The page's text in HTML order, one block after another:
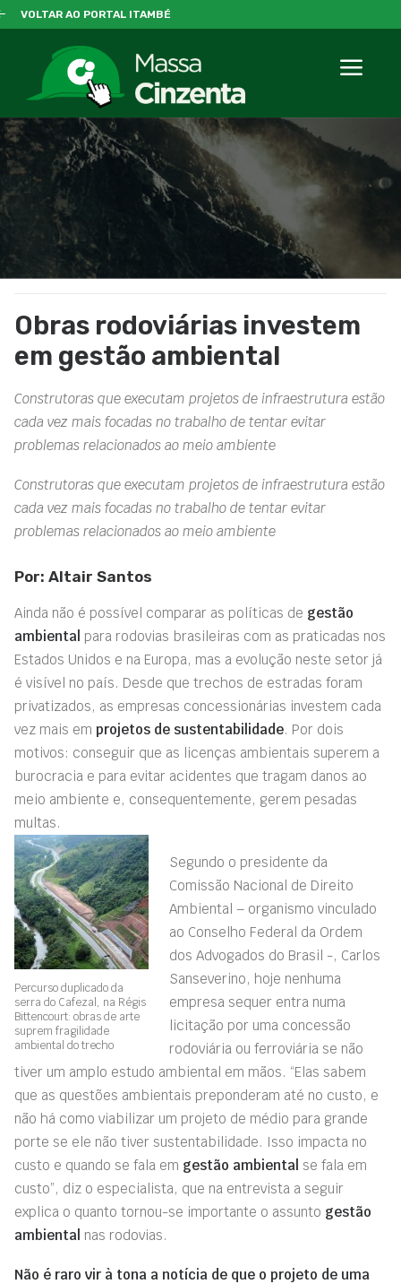
VOLTAR AO PORTAL ITAMBÉ
Obras rodoviárias investem
em gestão ambiental
Construtoras que executam projetos de infraestrutura estão
cada vez mais focadas no trabalho de tentar evitar
problemas relacionados ao meio ambiente
Construtoras que executam projetos de infraestrutura estão
cada vez mais focadas no trabalho de tentar evitar
problemas relacionados ao meio ambiente
Por: Altair Santos
Ainda não é possível comparar as políticas de gestão
ambiental para rodovias brasileiras com as praticadas nos
Estados Unidos e na Europa, mas a evolução neste setor já
é visível no país. Desde que trechos de estradas foram
privatizados, as empresas concessionárias investem cada
vez mais em projetos de sustentabilidade. Por dois
motivos: conseguir que as licenças ambientais superem a
burocracia e para evitar acidentes que tragam danos ao
meio ambiente e, consequentemente, gerem pesadas
multas.
Percurso duplicado da
serra do Cafezal, na Régis
Bittencourt: obras de arte
suprem fragilidade
ambiental do trecho
Segundo o presidente da
Comissão Nacional de Direito
Ambiental – organismo vinculado
ao Conselho Federal da Ordem
dos Advogados do Brasil -, Carlos
Sanseverino, hoje nenhuma
empresa sequer entra numa
licitação por uma concessão
rodoviária ou ferroviária se não
tiver um amplo estudo ambiental em mãos. “Elas sabem
que as questões ambientais preponderam até no custo, e
não há como viabilizar um projeto de médio para grande
porte se ele não tiver sustentabilidade. Isso impacta no
custo e quando se fala em gestão ambiental se fala em
custo”, diz o especialista, que na entrevista a seguir
explica o quanto tornou-se importante o assunto gestão
ambiental nas rodovias.
Não é raro vir à tona a notícia de que o projeto de uma